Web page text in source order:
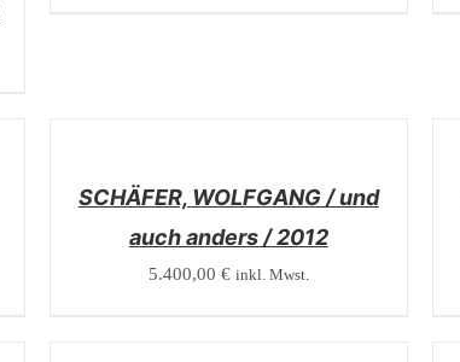
SCHÄFER, WOLFGANG / und
auch anders / 2012
5.400,00 € inkl. Mwst.